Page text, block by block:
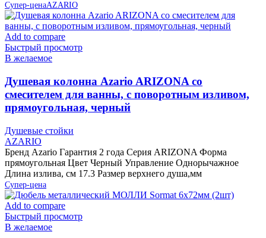
Супер-ценаAZARIO
Add to compare
Быстрый просмотр
В желаемое
Душевая колонна Azario ARIZONA со
смесителем для ванны, с поворотным изливом,
прямоугольная, черный
Душевые стойки
AZARIO
Бренд Azario Гарантия 2 года Серия ARIZONA Форма
прямоугольная Цвет Черный Управление Однорычажное
Длина излива, см 17.3 Размер верхнего душа,мм
Супер-цена
Add to compare
Быстрый просмотр
В желаемое